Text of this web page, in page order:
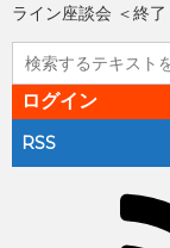
ライン座談会 ＜終了
ログイン
RSS